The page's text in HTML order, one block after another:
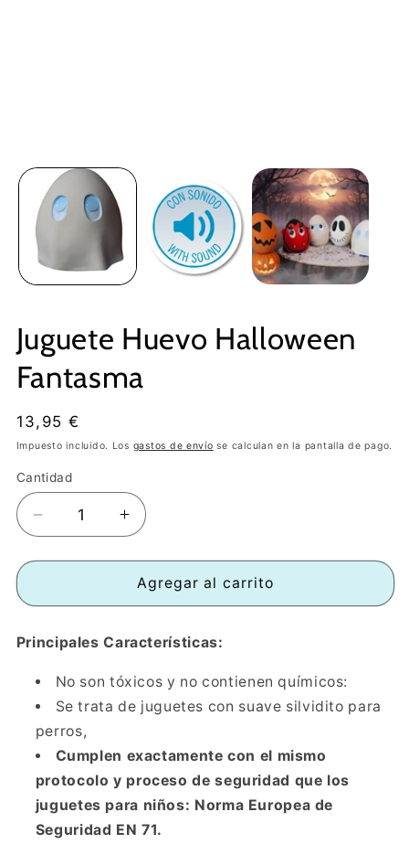
Juguete Huevo Halloween
Fantasma
Precio
habitual
13,95 €
Impuesto incluido. Los gastos de envío se calculan en la pantalla de pago.
Cantidad
Reducir
cantidad
para
Huevo
Fantasma
Aumentar
cantidad
para
Juguete
Huevo
Fantasma
Agregar al carrito
Principales Características:
No son tóxicos y no contienen químicos:
Se trata de juguetes con suave silvidito para
perros,
Cumplen exactamente con el mismo
protocolo y proceso de seguridad que los
juguetes para niños: Norma Europea de
Seguridad EN 71.